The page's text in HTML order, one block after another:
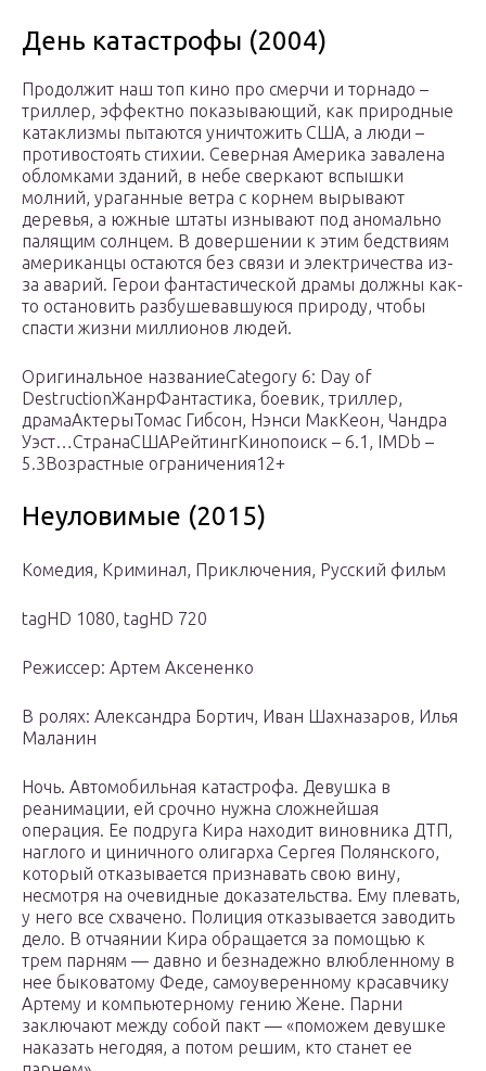
День катастрофы (2004)
Продолжит наш топ кино про смерчи и торнадо –
триллер, эффектно показывающий, как природные
катаклизмы пытаются уничтожить США, а люди –
противостоять стихии. Северная Америка завалена
обломками зданий, в небе сверкают вспышки
молний, ураганные ветра с корнем вырывают
деревья, а южные штаты изнывают под аномально
палящим солнцем. В довершении к этим бедствиям
американцы остаются без связи и электричества из-
за аварий. Герои фантастической драмы должны как-
то остановить разбушевавшуюся природу, чтобы
спасти жизни миллионов людей.
Оригинальное названиеCategory 6: Day of
DestructionЖанрФантастика, боевик, триллер,
драмаАктерыТомас Гибсон, Нэнси МакКеон, Чандра
Уэст…СтранаСШАРейтингКинопоиск – 6.1, IMDb –
5.3Возрастные ограничения12+
Неуловимые (2015)
Комедия, Криминал, Приключения, Русский фильм
tagHD 1080, tagHD 720
Режиссер: Артем Аксененко
В ролях: Александра Бортич, Иван Шахназаров, Илья
Маланин
Ночь. Автомобильная катастрофа. Девушка в
реанимации, ей срочно нужна сложнейшая
операция. Ее подруга Кира находит виновника ДТП,
наглого и циничного олигарха Сергея Полянского,
который отказывается признавать свою вину,
несмотря на очевидные доказательства. Ему плевать,
у него все схвачено. Полиция отказывается заводить
дело. В отчаянии Кира обращается за помощью к
трем парням — давно и безнадежно влюбленному в
нее быковатому Феде, самоуверенному красавчику
Артему и компьютерному гению Жене. Парни
заключают между собой пакт — «поможем девушке
наказать негодяя, а потом решим, кто станет ее